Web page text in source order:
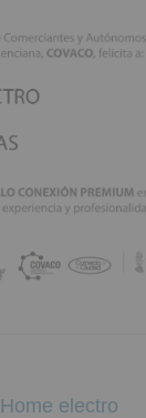
Home electro